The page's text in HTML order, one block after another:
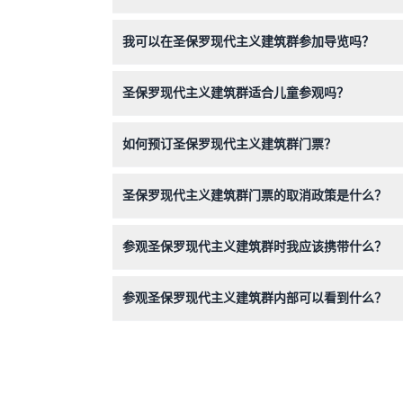
我可以在圣保罗现代主义建筑群参加导览吗？
圣保罗现代主义建筑群适合儿童参观吗？
如何预订圣保罗现代主义建筑群门票？
圣保罗现代主义建筑群门票的取消政策是什么？
参观圣保罗现代主义建筑群时我应该携带什么？
参观圣保罗现代主义建筑群内部可以看到什么？